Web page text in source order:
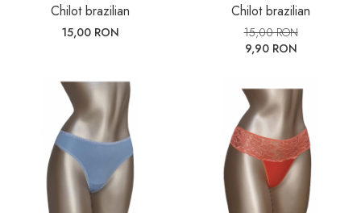
Chilot brazilian
15,00 RON
Chilot brazilian
15,00 RON
9,90 RON